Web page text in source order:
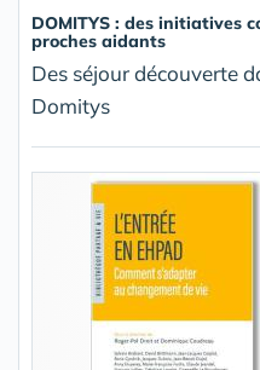
DOMITYS : des initiatives
proches aidants
Des séjour découverte
Domitys